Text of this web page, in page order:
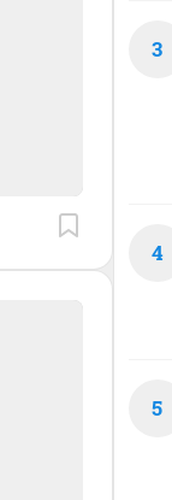
3
4
5